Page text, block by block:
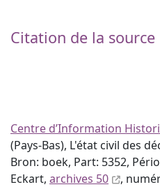
Citation de la source
Centre d’Information
(Pays-Bas), L'état civil des
Bron: boek, Part: 5352,
Eckart, archives 50
,